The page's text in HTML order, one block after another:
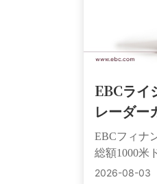
EBCライ
レーダー
国で開幕
スタート
を提供
EBCフィナ
総額1000米
額の初期資
2026-08-03